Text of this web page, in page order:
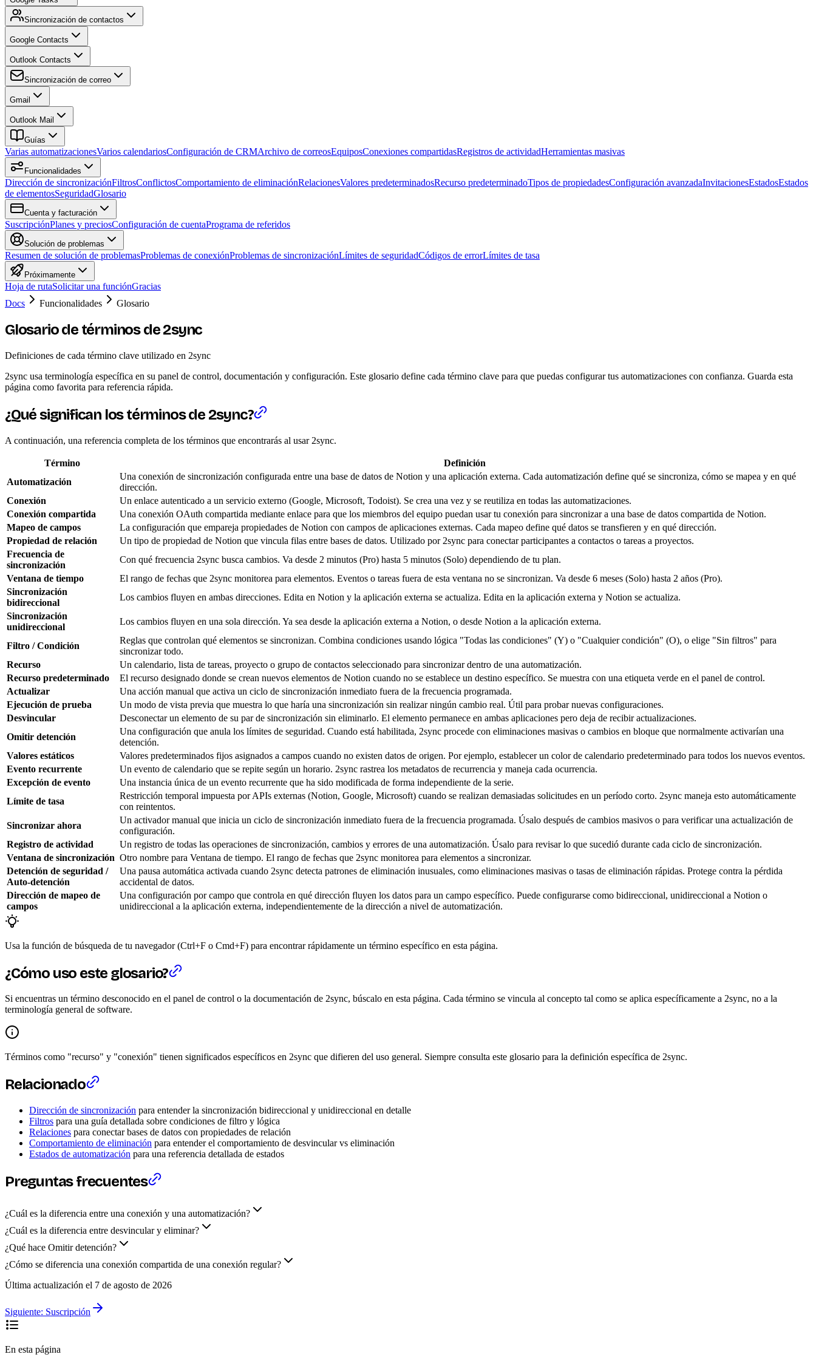
Sincronización de contactos
Google Contacts
Outlook Contacts
Sincronización de correo
Gmail
Outlook Mail
Guías
Varias automatizacionesVarios calendariosConfiguración de CRMArchivo de correosEquiposConexiones compartidasRegistros de actividadHerramientas masivas
Funcionalidades
Dirección de sincronizaciónFiltrosConflictosComportamiento de eliminaciónRelacionesValores predeterminadosRecurso predeterminadoTipos de propiedadesConfiguración avanzadaInvitacionesEstadosEstados
de elementosSeguridadGlosario
Cuenta y facturación
SuscripciónPlanes y preciosConfiguración de cuentaPrograma de referidos
Solución de problemas
Resumen de solución de problemasProblemas de conexiónProblemas de sincronizaciónLímites de seguridadCódigos de errorLímites de tasa
Próximamente
Hoja de rutaSolicitar una funciónGracias
Docs
Funcionalidades Glosario
Glosario de términos de 2sync
Definiciones de cada término clave utilizado en 2sync
2sync usa terminología específica en su panel de control, documentación y configuración. Este glosario define cada término clave para que puedas configurar tus automatizaciones con confianza. Guarda esta
página como favorita para referencia rápida.
¿Qué significan los términos de 2sync?
A continuación, una referencia completa de los términos que encontrarás al usar 2sync.
Término
Definición
Automatización
Una conexión de sincronización configurada entre una base de datos de Notion y una aplicación externa. Cada automatización define qué se sincroniza, cómo se mapea y en qué
dirección.
Conexión
Un enlace autenticado a un servicio externo (Google, Microsoft, Todoist). Se crea una vez y se reutiliza en todas las automatizaciones.
Conexión compartida
Una conexión OAuth compartida mediante enlace para que los miembros del equipo puedan usar tu conexión para sincronizar a una base de datos compartida de Notion.
Mapeo de campos
La configuración que empareja propiedades de Notion con campos de aplicaciones externas. Cada mapeo define qué datos se transfieren y en qué dirección.
Propiedad de relación
Un tipo de propiedad de Notion que vincula filas entre bases de datos. Utilizado por 2sync para conectar participantes a contactos o tareas a proyectos.
Frecuencia de
sincronización
Con qué frecuencia 2sync busca cambios. Va desde 2 minutos (Pro) hasta 5 minutos (Solo) dependiendo de tu plan.
Ventana de tiempo
El rango de fechas que 2sync monitorea para elementos. Eventos o tareas fuera de esta ventana no se sincronizan. Va desde 6 meses (Solo) hasta 2 años (Pro).
Sincronización
bidireccional
Los cambios fluyen en ambas direcciones. Edita en Notion y la aplicación externa se actualiza. Edita en la aplicación externa y Notion se actualiza.
Sincronización
unidireccional
Los cambios fluyen en una sola dirección. Ya sea desde la aplicación externa a Notion, o desde Notion a la aplicación externa.
Filtro / Condición
Reglas que controlan qué elementos se sincronizan. Combina condiciones usando lógica "Todas las condiciones" (Y) o "Cualquier condición" (O), o elige "Sin filtros" para
sincronizar todo.
Recurso
Un calendario, lista de tareas, proyecto o grupo de contactos seleccionado para sincronizar dentro de una automatización.
Recurso predeterminado
El recurso designado donde se crean nuevos elementos de Notion cuando no se establece un destino específico. Se muestra con una etiqueta verde en el panel de control.
Actualizar
Una acción manual que activa un ciclo de sincronización inmediato fuera de la frecuencia programada.
Ejecución de prueba
Un modo de vista previa que muestra lo que haría una sincronización sin realizar ningún cambio real. Útil para probar nuevas configuraciones.
Desvincular
Desconectar un elemento de su par de sincronización sin eliminarlo. El elemento permanece en ambas aplicaciones pero deja de recibir actualizaciones.
Omitir detención
Una configuración que anula los límites de seguridad. Cuando está habilitada, 2sync procede con eliminaciones masivas o cambios en bloque que normalmente activarían una
detención.
Valores estáticos
Valores predeterminados fijos asignados a campos cuando no existen datos de origen. Por ejemplo, establecer un color de calendario predeterminado para todos los nuevos eventos.
Evento recurrente
Un evento de calendario que se repite según un horario. 2sync rastrea los metadatos de recurrencia y maneja cada ocurrencia.
Excepción de evento
Una instancia única de un evento recurrente que ha sido modificada de forma independiente de la serie.
Límite de tasa
Restricción temporal impuesta por APIs externas (Notion, Google, Microsoft) cuando se realizan demasiadas solicitudes en un período corto. 2sync maneja esto automáticamente
con reintentos.
Sincronizar ahora
Un activador manual que inicia un ciclo de sincronización inmediato fuera de la frecuencia programada. Úsalo después de cambios masivos o para verificar una actualización de
configuración.
Registro de actividad
Un registro de todas las operaciones de sincronización, cambios y errores de una automatización. Úsalo para revisar lo que sucedió durante cada ciclo de sincronización.
Ventana de sincronización Otro nombre para Ventana de tiempo. El rango de fechas que 2sync monitorea para elementos a sincronizar.
Detención de seguridad /
Auto-detención
Una pausa automática activada cuando 2sync detecta patrones de eliminación inusuales, como eliminaciones masivas o tasas de eliminación rápidas. Protege contra la pérdida
accidental de datos.
Dirección de mapeo de
campos
Una configuración por campo que controla en qué dirección fluyen los datos para un campo específico. Puede configurarse como bidireccional, unidireccional a Notion o
unidireccional a la aplicación externa, independientemente de la dirección a nivel de automatización.
Usa la función de búsqueda de tu navegador (Ctrl+F o Cmd+F) para encontrar rápidamente un término específico en esta página.
¿Cómo uso este glosario?
Si encuentras un término desconocido en el panel de control o la documentación de 2sync, búscalo en esta página. Cada término se vincula al concepto tal como se aplica específicamente a 2sync, no a la
terminología general de software.
Términos como "recurso" y "conexión" tienen significados específicos en 2sync que difieren del uso general. Siempre consulta este glosario para la definición específica de 2sync.
Relacionado
Dirección de sincronización para entender la sincronización bidireccional y unidireccional en detalle
Filtros para una guía detallada sobre condiciones de filtro y lógica
Relaciones para conectar bases de datos con propiedades de relación
Comportamiento de eliminación para entender el comportamiento de desvincular vs eliminación
Estados de automatización para una referencia detallada de estados
Preguntas frecuentes
¿Cuál es la diferencia entre una conexión y una automatización?
¿Cuál es la diferencia entre desvincular y eliminar?
¿Qué hace Omitir detención?
¿Cómo se diferencia una conexión compartida de una conexión regular?
Última actualización el 7 de agosto de 2026
Siguiente: Suscripción
En esta página